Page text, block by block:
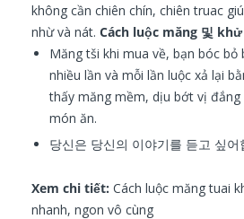
không cần chiên chín, chiên truac
nhừ và nát. Cách luộc măng 및
Măng tši khi mua về, bạn bóc bỏ
nhiều lần và mỗi lần luộc xả lại
thấy măng mềm, dịu bớt vị đắng
món ăn.
당신은 당신의 이야기를 듣고 싶어
Xem chi tiết: Cách luộc măng tuai
nhanh, ngon vô cùng